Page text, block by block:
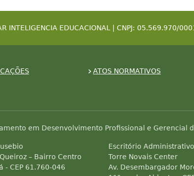
INTELIGENCIA EDUCACIONAL | CNPJ: 05.569.970/
ATOS NORMATIVOS
em Desenvolvimento Profissional e Gerencial
– Bairro Centro
- CEP 61.760-046
Escritório
Torre Novais Center
Av. Desembargador